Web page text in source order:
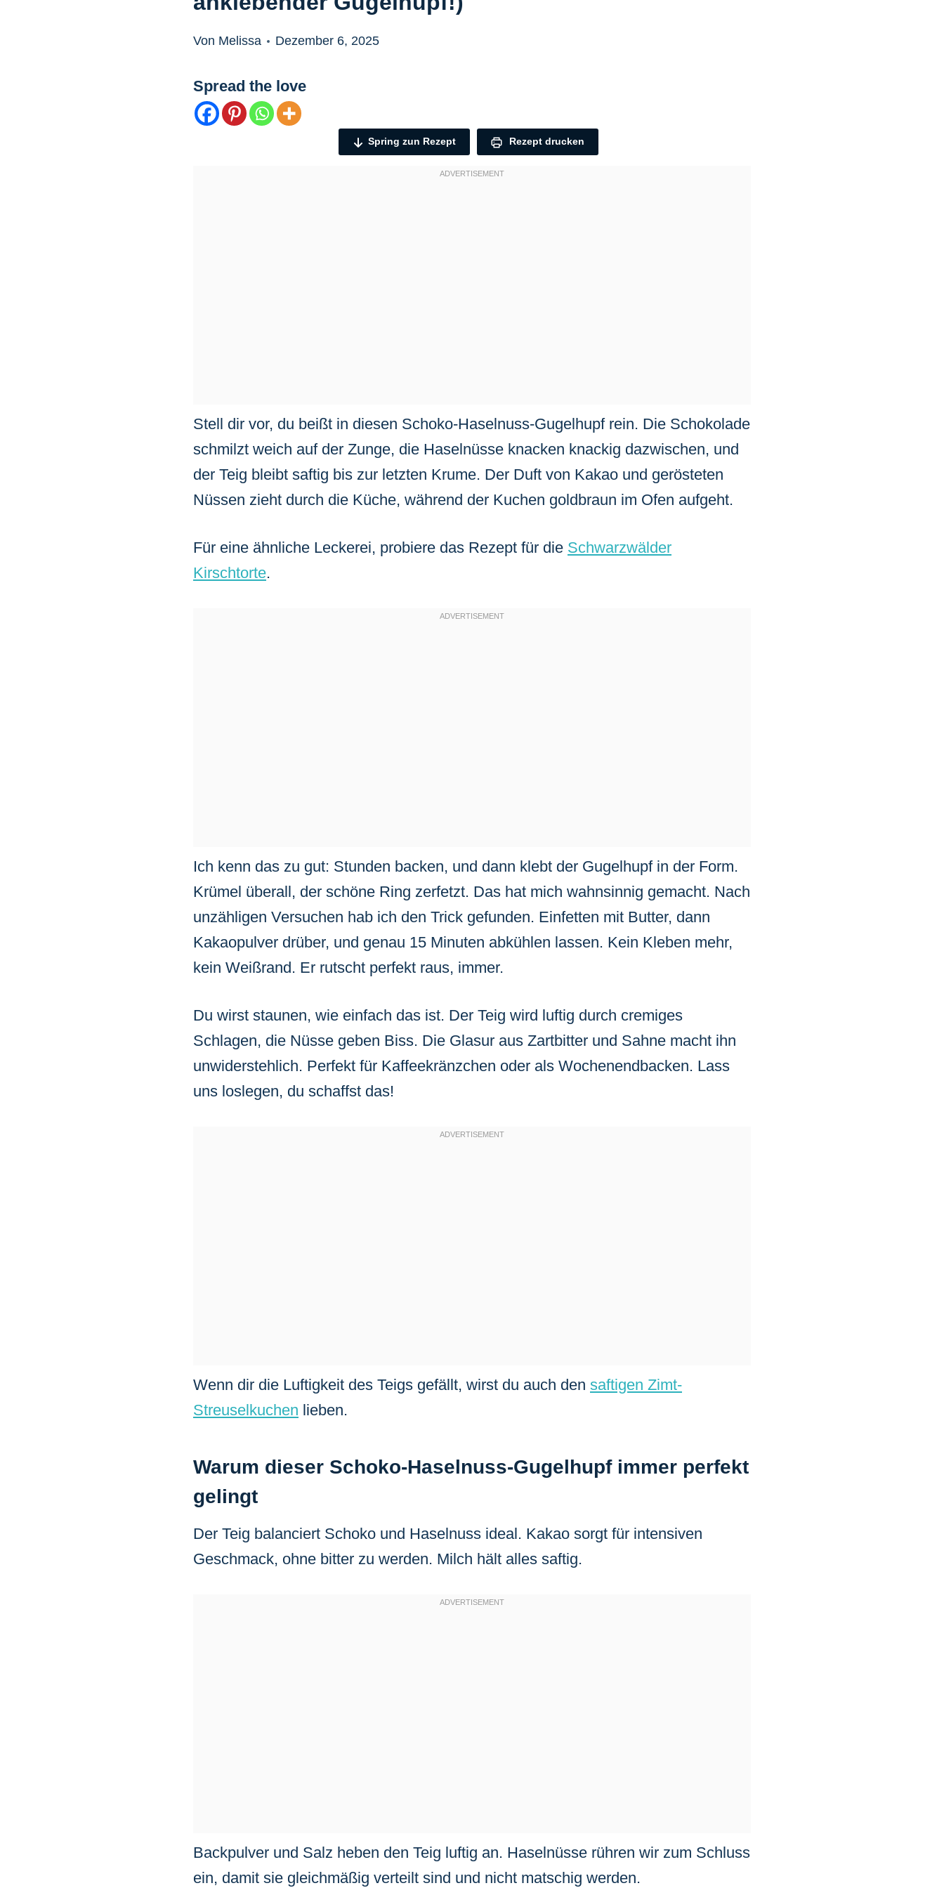
Von Melissa Dezember 6, 2025
Spread the love
Spring zun Rezept Rezept drucken
Stell dir vor, du beißt in diesen Schoko-Haselnuss-Gugelhupf rein. Die Schokolade
schmilzt weich auf der Zunge, die Haselnüsse knacken knackig dazwischen, und
der Teig bleibt saftig bis zur letzten Krume. Der Duft von Kakao und gerösteten
Nüssen zieht durch die Küche, während der Kuchen goldbraun im Ofen aufgeht.
Für eine ähnliche Leckerei, probiere das Rezept für die Schwarzwälder
Kirschtorte.
Ich kenn das zu gut: Stunden backen, und dann klebt der Gugelhupf in der Form.
Krümel überall, der schöne Ring zerfetzt. Das hat mich wahnsinnig gemacht. Nach
unzähligen Versuchen hab ich den Trick gefunden. Einfetten mit Butter, dann
Kakaopulver drüber, und genau 15 Minuten abkühlen lassen. Kein Kleben mehr,
kein Weißrand. Er rutscht perfekt raus, immer.
Du wirst staunen, wie einfach das ist. Der Teig wird luftig durch cremiges
Schlagen, die Nüsse geben Biss. Die Glasur aus Zartbitter und Sahne macht ihn
unwiderstehlich. Perfekt für Kaffeekränzchen oder als Wochenendbacken. Lass
uns loslegen, du schaffst das!
Wenn dir die Luftigkeit des Teigs gefällt, wirst du auch den saftigen Zimt-
Streuselkuchen lieben.
Warum dieser Schoko-Haselnuss-Gugelhupf immer perfekt
gelingt
Der Teig balanciert Schoko und Haselnuss ideal. Kakao sorgt für intensiven
Geschmack, ohne bitter zu werden. Milch hält alles saftig.
Backpulver und Salz heben den Teig luftig an. Haselnüsse rühren wir zum Schluss
ein, damit sie gleichmäßig verteilt sind und nicht matschig werden.